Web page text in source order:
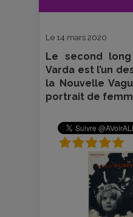
Le 14 mars 2020
Le second long
Varda est l’un
la Nouvelle
portrait de